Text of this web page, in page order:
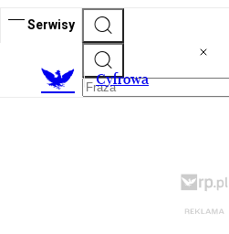
Serwisy
Cyfrowa